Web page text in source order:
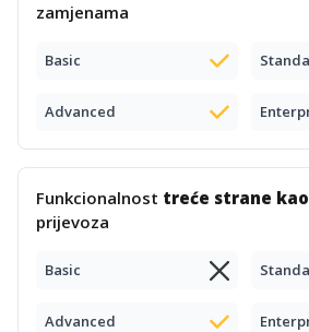
zamjenama
Basic
Advanced
Funkcionalnost treće strane
prijevoza
Basic
Advanced